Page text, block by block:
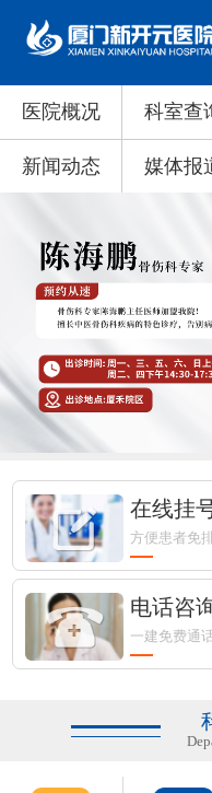
医院概况 科室查
新闻动态 媒体报
在线挂
方便患者免
电话咨
一建免费通